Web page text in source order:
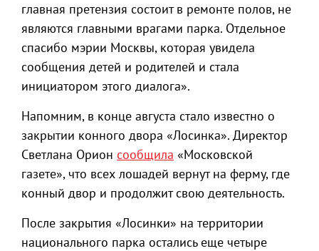
главная претензия состоит в ремонте полов, не
являются главными врагами парка. Отдельное
спасибо мэрии Москвы, которая увидела
сообщения детей и родителей и стала
инициатором этого диалога».
Напомним, в конце августа стало известно о
закрытии конного двора «Лосинка». Директор
Светлана Орион сообщила «Московской
газете», что всех лошадей вернут на ферму, где
конный двор и продолжит свою деятельность.
После закрытия «Лосинки» на территории
национального парка остались еще четыре